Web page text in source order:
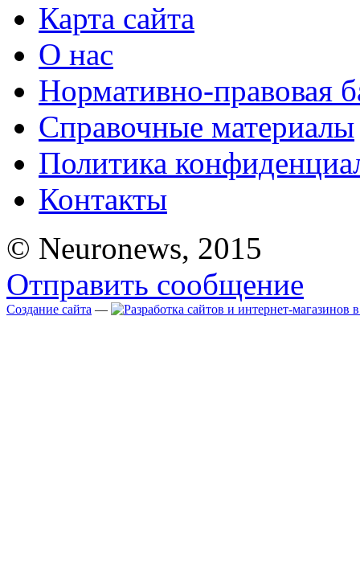
Карта сайта
О нас
Нормативно-правовая
Справочные материалы
Политика
Контакты
© Neuronews, 2015
Отправить сообщение
Создание сайта —